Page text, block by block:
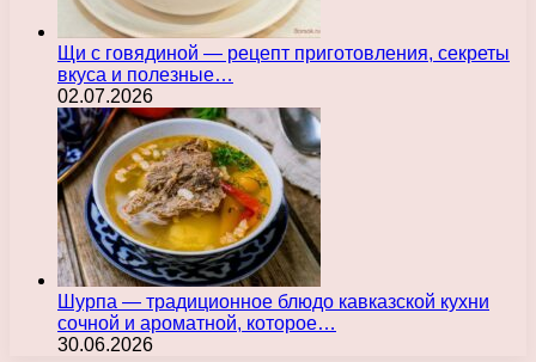
Щи с говядиной — рецепт приготовления, секреты
вкуса и полезные…
02.07.2026
Шурпа — традиционное блюдо кавказской кухни
сочной и ароматной, которое…
30.06.2026